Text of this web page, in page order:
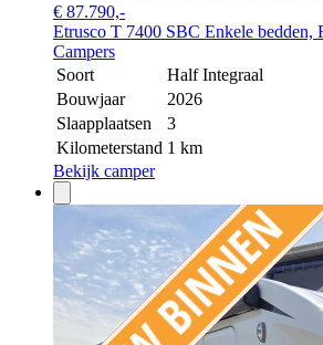
€ 87.790,-
Etrusco T 7400 SBC Enkele bedden,
Campers
Soort
Half Integraal
Bouwjaar
2026
Slaapplaatsen
3
Kilometerstand 1 km
Bekijk camper